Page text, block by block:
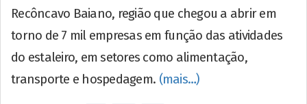
Recôncavo Baiano, região que chegou a abrir em
torno de 7 mil empresas em função das atividades
do estaleiro, em setores como alimentação,
transporte e hospedagem. (mais…)